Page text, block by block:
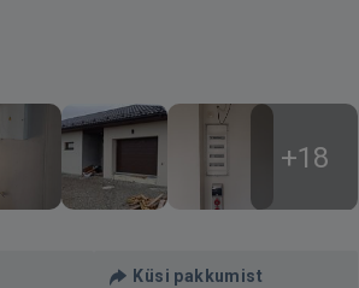
+18
Küsi pakkumist